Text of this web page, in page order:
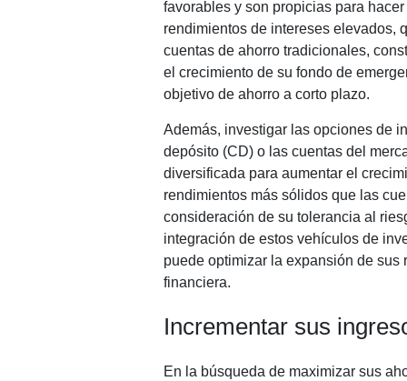
favorables y son propicias para
rendimientos de intereses elevados,
cuentas de ahorro tradicionales,
el crecimiento de su fondo de
objetivo de ahorro a corto plazo.
Además, investigar las opciones de
depósito (CD) o las cuentas del
diversificada para aumentar el
rendimientos más sólidos que las
consideración de su tolerancia al
integración de estos vehículos de
puede optimizar la expansión de
financiera.
Incrementar sus
En la búsqueda de maximizar sus